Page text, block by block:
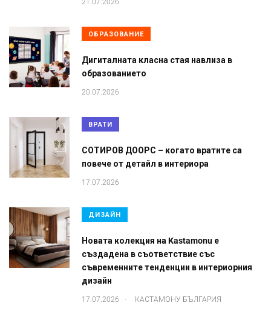
21.07.2026
ОБРАЗОВАНИЕ
Дигиталната класна стая навлиза в
образованието
20.07.2026
ВРАТИ
СОТИРОВ ДООРС – когато вратите са
повече от детайл в интериора
17.07.2026
ДИЗАЙН
Новата колекция на Kastamonu е
създадена в съответствие със
съвременните тенденции в интериорния
дизайн
17.07.2026 . КАСТАМОНУ БЪЛГАРИЯ